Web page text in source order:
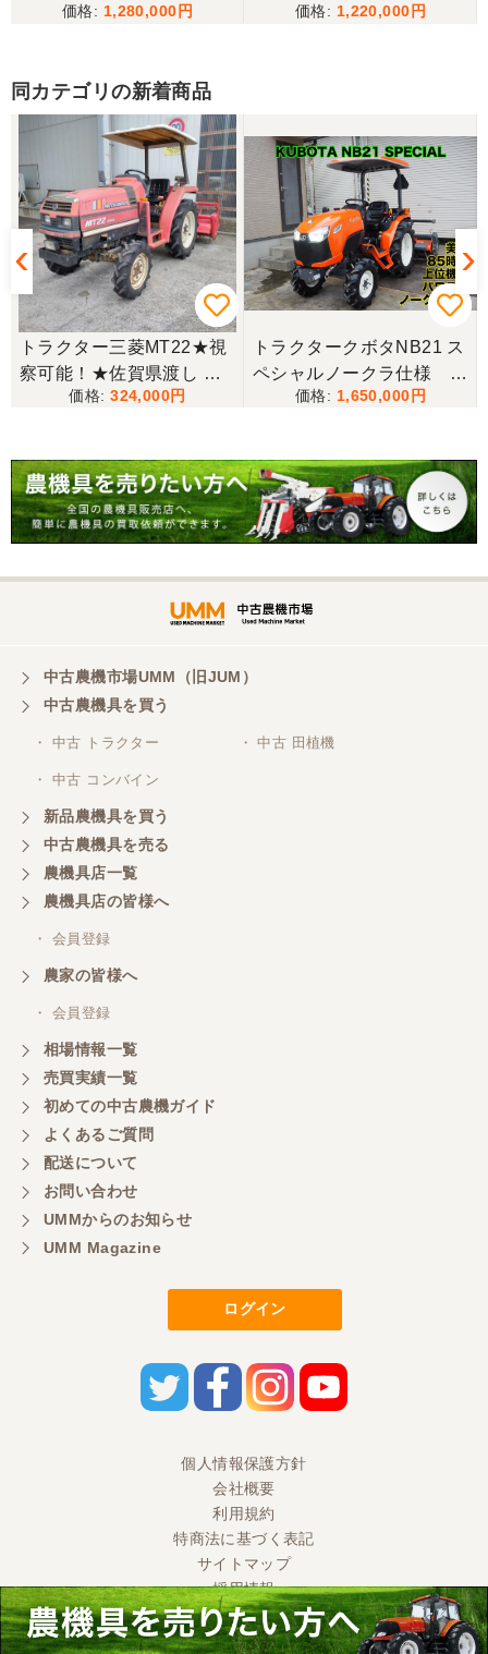
備済み
1,280,000 1,220,000
同カテゴリの新着商品
トラクター三菱MT22★視
察可能！★佐賀県渡し 三
菱 トラクター MT22 22馬
ー MT 4WD ディーゼル 現
状渡し【P11460730】
324,000
トラクタークボタNB21 ス
ペシャルノークラ仕様 上
位機種
1,650,000
中古農機市場UMM（旧JUM）
中古農機具を買う
・ 中古 トラクター ・ 中古 田植機
・ 中古 コンバイン
新品農機具を買う
中古農機具を売る
農機具店一覧
農機具店の皆様へ
・ 会員登録
農家の皆様へ
・ 会員登録
相場情報一覧
売買実績一覧
初めての中古農機ガイド
よくあるご質問
配送について
お問い合わせ
UMMからのお知らせ
UMM Magazine
ログイン
個人情報保護方針
会社概要
利用規約
特商法に基づく表記
サイトマップ
採用情報
Ⓒ 2020 UMM CO., LTD. All Rights Reserved.